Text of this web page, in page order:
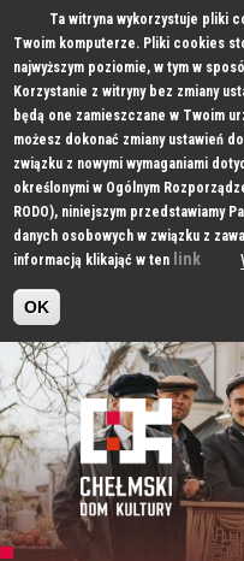
Ta witryna wykorzystuje pliki
Twoim komputerze. Pliki cookies
najwyższym poziomie, w tym w
Korzystanie z witryny bez zmiany
będą one zamieszczane w Twoim
możesz dokonać zmiany ustawień
związku z nowymi wymaganiami
określonymi w Ogólnym
RODO), niniejszym przedstawiamy
danych osobowych w związku z
informacją klikająć w ten link
OK